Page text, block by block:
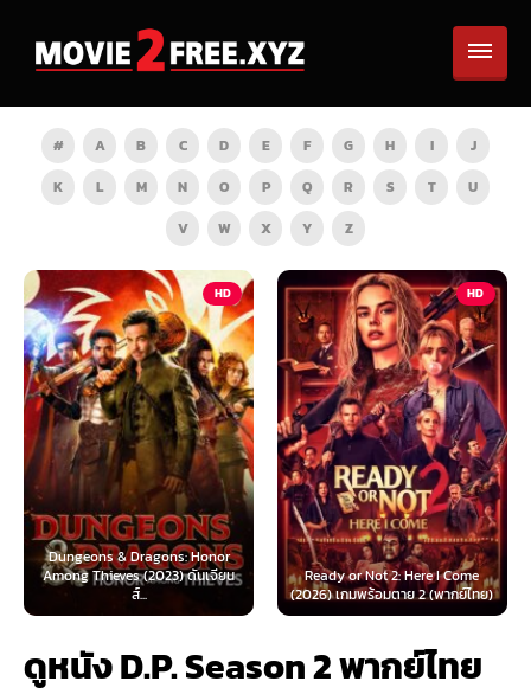
# A B C D E F G H I
J
K
L M N O P Q R S T
U
V
W X Y Z
HD
Dungeons & Dragons: Honor
Among Thieves (2023) ดันเจียน
ส์...
HD
Ready or Not 2: Here I Come
(2026) เกมพร้อมตาย 2 (พากย์ไทย)
ดูหนัง D.P. Season 2 พากย์ไทย